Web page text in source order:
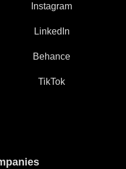
Instagram
LinkedIn
Behance
TikTok